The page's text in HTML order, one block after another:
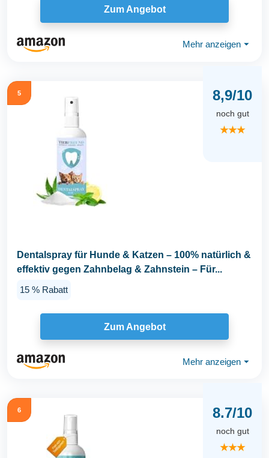
Zum Angebot
Mehr anzeigen ⏷
5 8,9/10
noch gut
★★★
Dentalspray für Hunde & Katzen – 100% natürlich &
effektiv gegen Zahnbelag & Zahnstein – Für...
15 % Rabatt
Zum Angebot
Mehr anzeigen ⏷
6 8.7/10
noch gut
★★★